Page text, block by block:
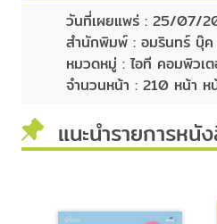
วันที่เผยแพร่ : 25/07/
สำนักพิมพ์ : อมรินทร์ บุ๊ค
หมวดหมู่ : ไอที คอมพิวเ
จำนวนหน้า : 210 หน้า ห
แนะนำรายการห